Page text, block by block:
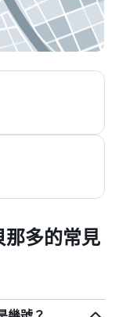
多的常見